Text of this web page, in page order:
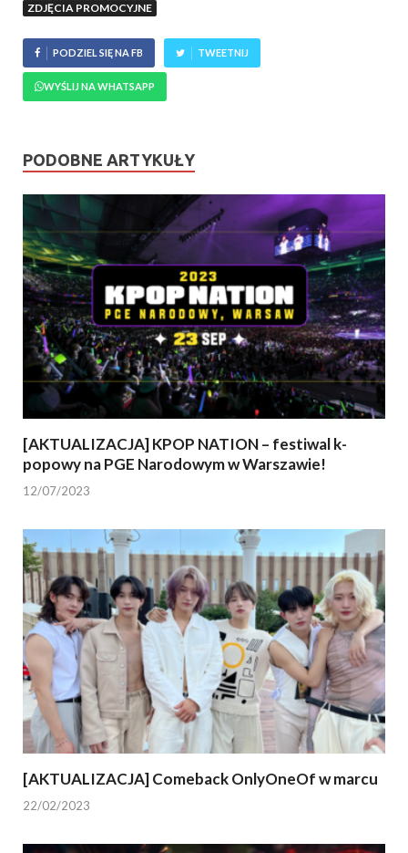
ZDJĘCIA PROMOCYJNE
PODZIEL SIĘ NA FB TWEETNIJ
WYŚLIJ NA WHATSAPP
PODOBNE ARTYKUŁY
[AKTUALIZACJA] KPOP NATION – festiwal k-
popowy na PGE Narodowym w Warszawie!
12/07/2023
[AKTUALIZACJA] Comeback OnlyOneOf w marcu
22/02/2023